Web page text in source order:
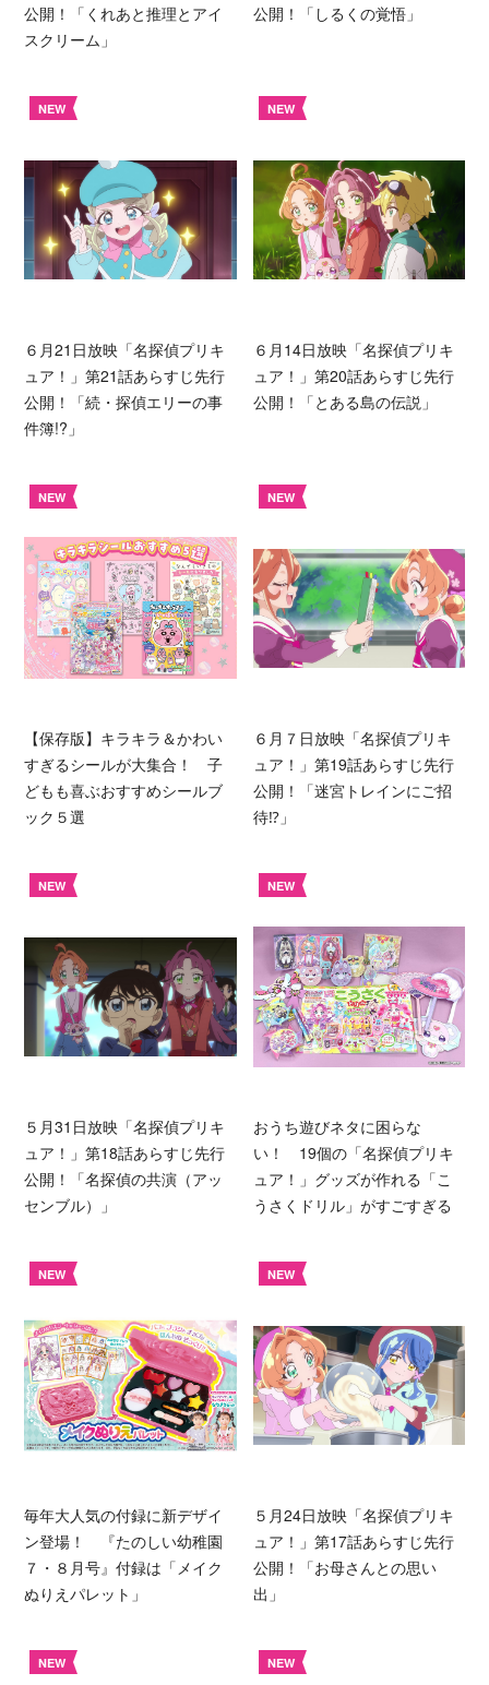
公開！「くれあと推理とアイ
スクリーム」
公開！「しるくの覚悟」
NEW
６月21日放映「名探偵プリキ
ュア！」第21話あらすじ先行
公開！「続・探偵エリーの事
件簿!?」
NEW
６月14日放映「名探偵プリキ
ュア！」第20話あらすじ先行
公開！「とある島の伝説」
NEW
【保存版】キラキラ＆かわい
すぎるシールが大集合！ 子
どもも喜ぶおすすめシールブ
ック５選
NEW
６月７日放映「名探偵プリキ
ュア！」第19話あらすじ先行
公開！「迷宮トレインにご招
待⁉︎」
NEW
５月31日放映「名探偵プリキ
ュア！」第18話あらすじ先行
公開！「名探偵の共演（アッ
センブル）」
NEW
おうち遊びネタに困らな
い！ 19個の「名探偵プリキ
ュア！」グッズが作れる「こ
うさくドリル」がすごすぎる
NEW
毎年大人気の付録に新デザイ
ン登場！ 『たのしい幼稚園
７・８月号』付録は「メイク
ぬりえパレット」
NEW
５月24日放映「名探偵プリキ
ュア！」第17話あらすじ先行
公開！「お母さんとの思い
出」
NEW NEW